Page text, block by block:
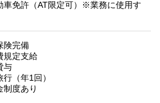
車免許（AT限定可）※業務に使用す
険完備
規定支給
与
行（年1回）
制度あり